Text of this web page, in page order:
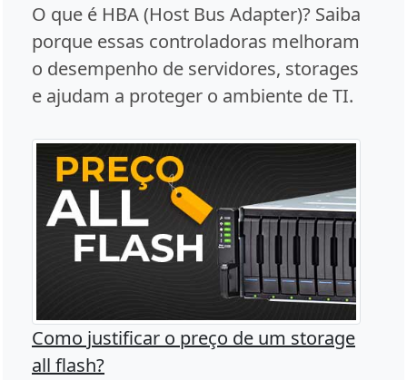
O que é HBA (Host Bus Adapter)? Saiba
porque essas controladoras melhoram
o desempenho de servidores, storages
e ajudam a proteger o ambiente de TI.
Como justificar o preço de um storage
all flash?